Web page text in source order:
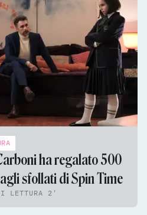
ha regalato 500
sfollati di Spin Time
LETTURA 2'